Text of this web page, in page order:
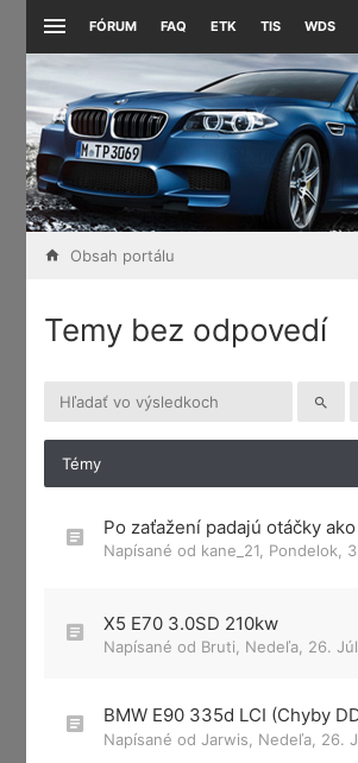
FÓRUM FAQ ETK TIS WDS
Obsah portálu
Temy bez odpovedí
Témy
Po zaťažení padajú otáčky
Napísané od kane_21 Pondelok,
X5 E70 3.0SD 210kw
Napísané od Bruti Nedeľa, 26.
BMW E90 335d LCI (Chyby
Napísané od Jarwis Nedeľa, 26.